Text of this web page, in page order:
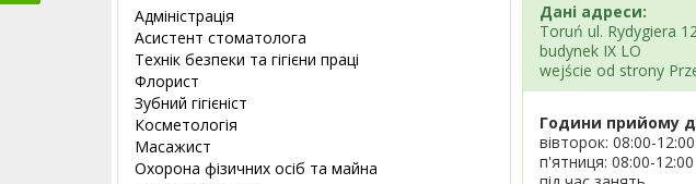
Адміністрація
Асистент стоматолога
Технік безпеки та гігієни праці
Флорист
Зубний гігієніст
Косметологія
Масажист
Охорона фізичних осіб та майна
Дані адреси:
Toruń ul. Rydygiera
budynek IX LO
wejście od strony
Години прийому
вівторок: 08:00-12:00
п'ятниця: 08:00-12:00